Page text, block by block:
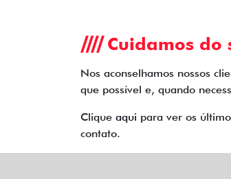
Cuidamos
Nos aconselhamos nossos
que possível e, quando
Clique aqui para ver os
contato.